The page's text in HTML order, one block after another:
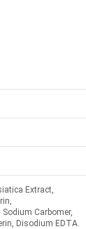
Extract,
Carbomer,
Disodium EDTA.